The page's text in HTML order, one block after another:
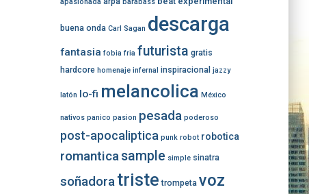
apasionada barabass
buena onda Carl Sagan descarga
fantasia fobia fria futurista gratis
hardcore homenaje infernal inspiracional jazzy
latón lo-fi melancolica México
nativos panico pasion pesada poderoso
post-apocaliptica punk robot robotica
romanticasample simple sinatra
soñadora triste trompeta voz